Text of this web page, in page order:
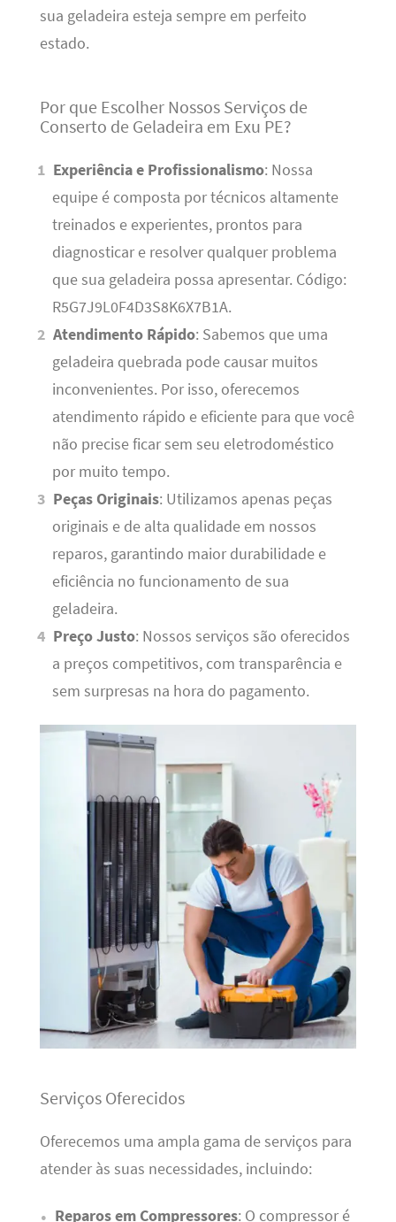
sua geladeira esteja sempre em perfeito
estado.
Por que Escolher Nossos Serviços de
Conserto de Geladeira em Exu PE?
Experiência e Profissionalismo: Nossa
equipe é composta por técnicos altamente
treinados e experientes, prontos para
diagnosticar e resolver qualquer problema
que sua geladeira possa apresentar. Código:
R5G7J9L0F4D3S8K6X7B1A.
Atendimento Rápido: Sabemos que uma
geladeira quebrada pode causar muitos
inconvenientes. Por isso, oferecemos
atendimento rápido e eficiente para que você
não precise ficar sem seu eletrodoméstico
por muito tempo.
Peças Originais: Utilizamos apenas peças
originais e de alta qualidade em nossos
reparos, garantindo maior durabilidade e
eficiência no funcionamento de sua
geladeira.
Preço Justo: Nossos serviços são oferecidos
a preços competitivos, com transparência e
sem surpresas na hora do pagamento.
Serviços Oferecidos
Oferecemos uma ampla gama de serviços para
atender às suas necessidades, incluindo:
Reparos em Compressores: O compressor é